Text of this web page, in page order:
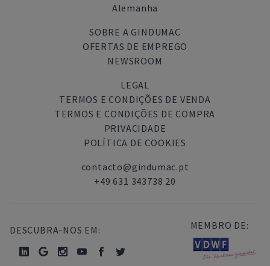
Alemanha
SOBRE A GINDUMAC
OFERTAS DE EMPREGO
NEWSROOM
LEGAL
TERMOS E CONDIÇÕES DE VENDA
TERMOS E CONDIÇÕES DE COMPRA
PRIVACIDADE
POLÍTICA DE COOKIES
contacto@gindumac.pt
+49 631 343738 20
DESCUBRA-NOS EM: MEMBRO DE: